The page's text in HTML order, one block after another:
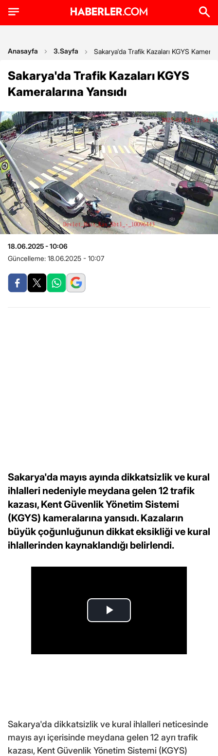
Anasayfa 3.Sayfa Sakarya'da Trafik Kazaları KGYS
Sakarya'da Trafik Kazaları KGYS
Kameralarına Yansıdı
18.06.2025 - 10:06
Güncelleme: 18.06.2025 - 10:07
Sakarya'da mayıs ayında dikkatsizlik ve kural
ihlalleri nedeniyle meydana gelen 12 trafik
kazası, Kent Güvenlik Yönetim Sistemi
(KGYS) kameralarına yansıdı. Kazaların
büyük çoğunluğunun dikkat eksikliği ve kural
ihlallerinden kaynaklandığı belirlendi.
Sakarya'da dikkatsizlik ve kural ihlalleri neticesinde
mayıs ayı içerisinde meydana gelen 12 ayrı trafik
kazası, Kent Güvenlik Yönetim Sistemi (KGYS)